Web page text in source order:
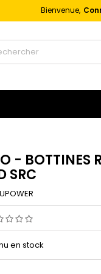
Bienvenue,
- BOTTINES
SRC
UPOWER
en stock